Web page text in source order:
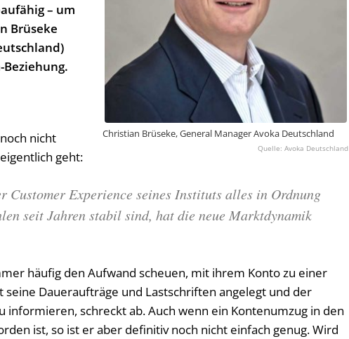
Christian Brüseke, General Manager Avoka Deutschland
Avoka Deutschland
– um
Brüseke
nicht
geht:
Customer Experience seines Instituts alles in Ordnung
seit Jahren stabil sind, hat die neue Marktdynamik
häufig den Aufwand scheuen, mit ihrem Konto zu einer
seine Daueraufträge und Lastschriften angelegt und der
informieren, schreckt ab. Auch wenn ein Kontenumzug in den
ist, so ist er aber definitiv noch nicht einfach genug. Wird